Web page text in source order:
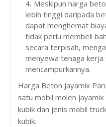
Meskipun harga
lebih tinggi daripada
dapat menghemat
tidak perlu membeli
secara terpisah,
menyewa tenaga kerja
mencampurkannya.
Harga Beton Jayamix
satu mobil molen
kubik dan jenis mobil
kubik.